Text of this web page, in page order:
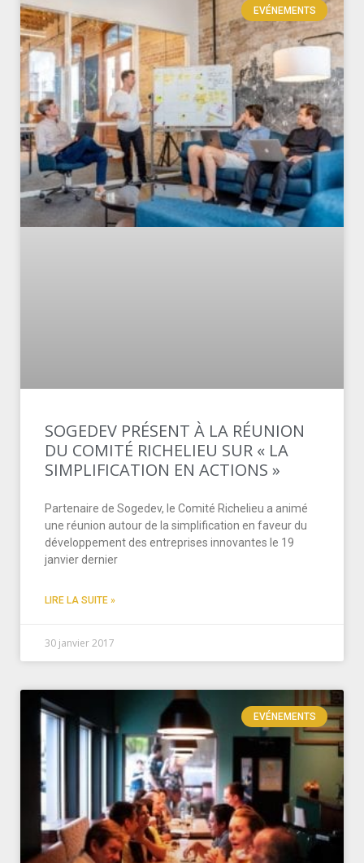
EVÉNEMENTS
SOGEDEV PRÉSENT À LA RÉUNION
DU COMITÉ RICHELIEU SUR « LA
SIMPLIFICATION EN ACTIONS »
Partenaire de Sogedev, le Comité Richelieu a animé
une réunion autour de la simplification en faveur du
développement des entreprises innovantes le 19
janvier dernier
LIRE LA SUITE »
30 janvier 2017
EVÉNEMENTS